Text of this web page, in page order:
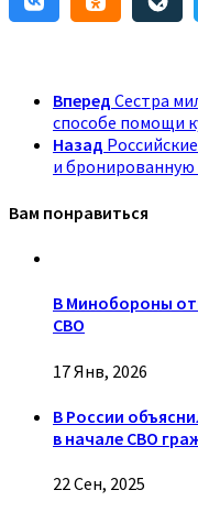
Вперед Сестра
способе помощи
Назад
и бронированную
Вам понравиться
В Минобороны
СВО
17 Янв, 2026
В России
в начале СВО
22 Сен, 2025